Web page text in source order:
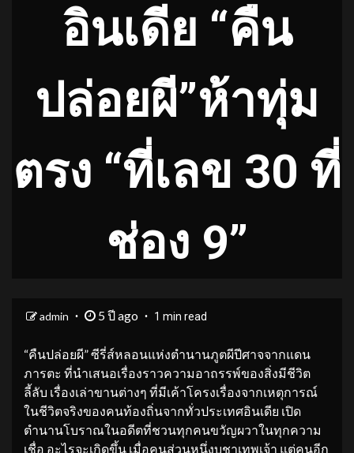
อินเดีย “คืน
ปล่อยผี”ห้าทุ่ม
ตรง “ที่เลข 30 ที่
ช่อง 9”
admin 5 ปี ago 1 min read
“คืนปล่อยผี” ซีรี่ส์หลอนแห่งตำนานภูตผีปีศาจจากแดน
ภารตะ ที่นำเสนอเรื่องราวความอาถรรพ์ของสิ่งมีชีวิต
ลี้ลับ เรื่องเล่าขานต่างๆ ที่มีเค้าโครงเรื่องจากเหตุการณ์
ในชีวิตจริงของคนท้องถิ่นจากทั่วประเทศอินเดีย เปิด
ตำนานโบราณในอดีตที่ชวนทุกคนขวัญผวาในทุกความ
เชื่อ อะไรจะเกิดขึ้น เมื่อคนส่วนหนึ่งบูชาเทพเจ้า แต่คนอีก